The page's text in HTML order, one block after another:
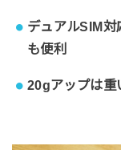
デュアルSIM対
も便利
20gアップは